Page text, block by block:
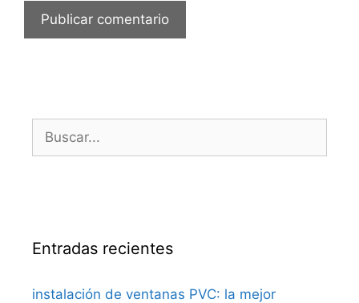
Entradas recientes
instalación de ventanas PVC: la mejor